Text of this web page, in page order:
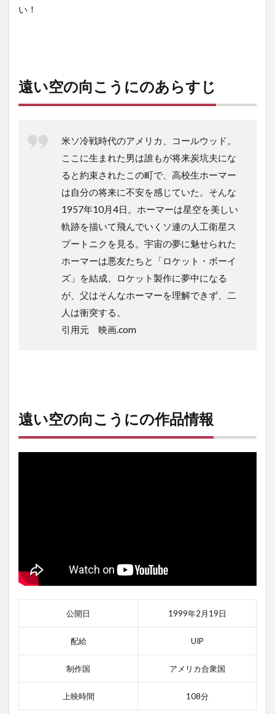
い！
遠い空の向こうにのあらすじ
米ソ冷戦時代のアメリカ、コールウッド。
ここに生まれた男は誰もが将来炭坑夫にな
ると約束されたこの町で、高校生ホーマー
は自分の将来に不安を感じていた。そんな
1957年10月4日。ホーマーは星空を美しい
軌跡を描いて飛んでいくソ連の人工衛星ス
プートニクを見る。宇宙の夢に魅せられた
ホーマーは悪友たちと「ロケット・ボーイ
ズ」を結成、ロケット製作に夢中になる
が、父はそんなホーマーを理解できず、二
人は衝突する。
引用元 映画.com
遠い空の向こうにの作品情報
公開日 1999年2月19日
配給 UIP
制作国 アメリカ合衆国
上映時間 108分